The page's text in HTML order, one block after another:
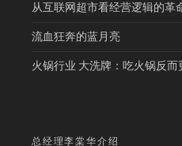
从互联网超市看经营逻辑的革
流血狂奔的蓝月亮
火锅行业 大洗牌：吃火锅反而
总经理李棠华介绍